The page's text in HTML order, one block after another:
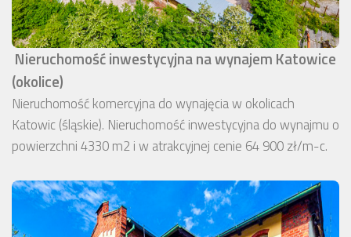
Nieruchomość inwestycyjna na wynajem Katowice
(okolice)
Nieruchomość komercyjna do wynajęcia w okolicach
Katowic (śląskie). Nieruchomość inwestycyjna do wynajmu o
powierzchni 4330 m2 i w atrakcyjnej cenie 64 900 zł/m-c.